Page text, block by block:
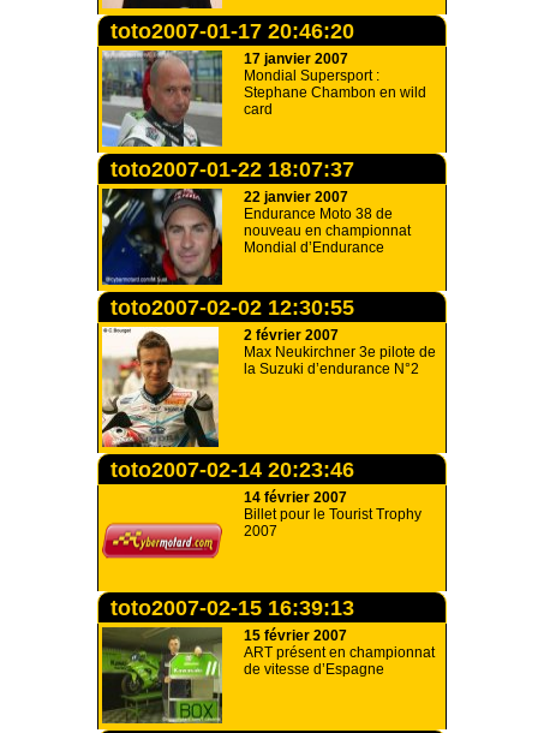
toto2007-01-17 20:46:20
17 janvier 2007
Mondial Supersport :
Stephane Chambon en wild
card
toto2007-01-22 18:07:37
22 janvier 2007
Endurance Moto 38 de
nouveau en championnat
Mondial d’Endurance
toto2007-02-02 12:30:55
2 février 2007
Max Neukirchner 3e pilote de
la Suzuki d’endurance N°2
toto2007-02-14 20:23:46
14 février 2007
Billet pour le Tourist Trophy
2007
toto2007-02-15 16:39:13
15 février 2007
ART présent en championnat
de vitesse d’Espagne